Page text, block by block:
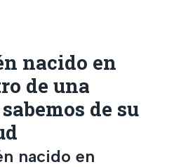
nacido en
de una
de su
nacido en